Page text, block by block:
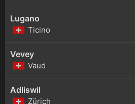
Lugano
Ticino
Vevey
Vaud
Adliswil
Zürich